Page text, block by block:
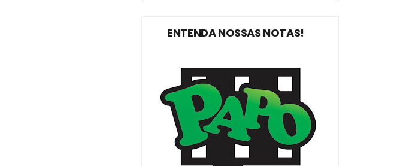
ENTENDA NOSSAS NOTAS!